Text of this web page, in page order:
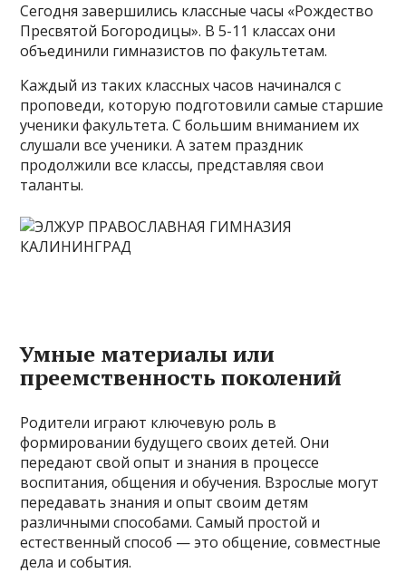
Сегодня завершились классные часы «Рождество
Пресвятой Богородицы». В 5-11 классах они
объединили гимназистов по факультетам.
Каждый из таких классных часов начинался с
проповеди, которую подготовили самые старшие
ученики факультета. С большим вниманием их
слушали все ученики. А затем праздник
продолжили все классы, представляя свои
таланты.
Умные материалы или
преемственность поколений
Родители играют ключевую роль в
формировании будущего своих детей. Они
передают свой опыт и знания в процессе
воспитания, общения и обучения. Взрослые могут
передавать знания и опыт своим детям
различными способами. Самый простой и
естественный способ — это общение, совместные
дела и события.